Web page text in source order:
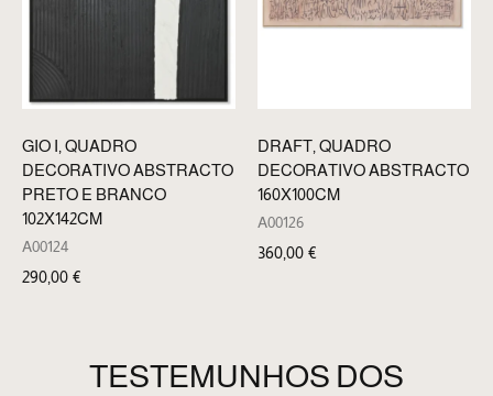
GIO I, QUADRO
DECORATIVO ABSTRACTO
PRETO E BRANCO
102X142CM
A00124
290,00 €
DRAFT, QUADRO
DECORATIVO ABSTRACTO
160X100CM
A00126
360,00 €
TESTEMUNHOS DOS